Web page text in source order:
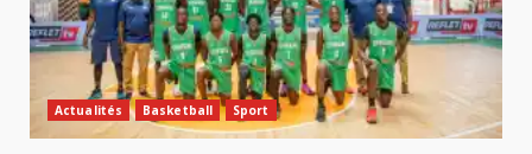
Actualités Basketball Sport